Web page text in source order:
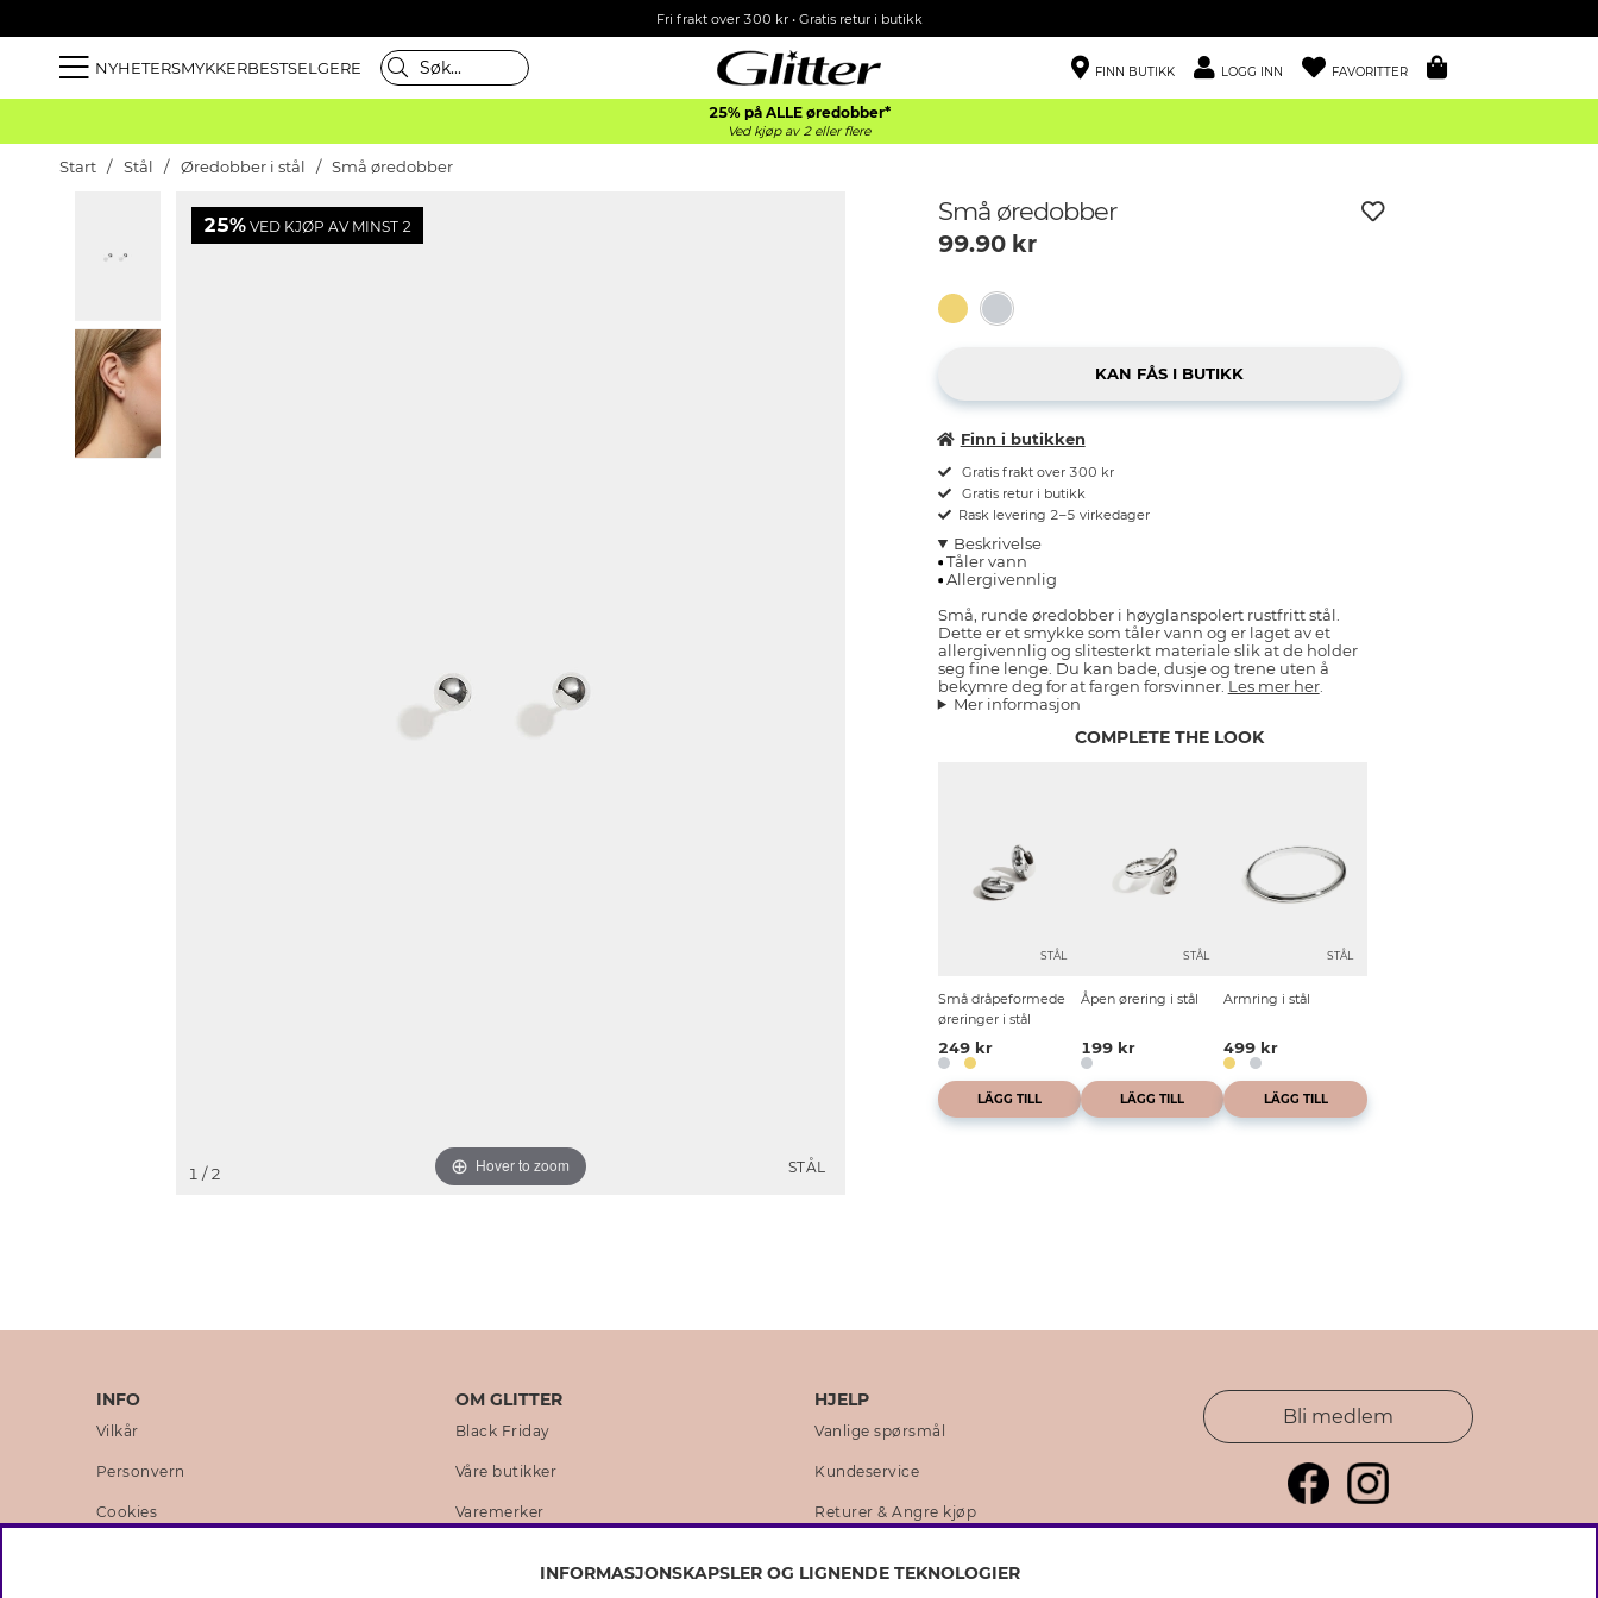
Fri frakt over 300 kr • Gratis retur i butikk
NYHETERSMYKKERBESTSELGERE FINN BUTIKK LOGG INN FAVORITTER
25% på ALLE øredobber*
Ved kjøp av 2 eller flere
Start Stål Øredobber i stål Små øredobber
25% VED KJØP AV MINST 2
STÅL
Hover to zoom
1 / 2
Små øredobber
99.90kr
Finn i butikken
Gratis frakt over 300 kr
Gratis retur i butikk
Rask levering 2–5 virkedager
Beskrivelse
Tåler vann
Allergivennlig
Små, runde øredobber i høyglanspolert rustfritt stål.
Dette er et smykke som tåler vann og er laget av et
allergivennlig og slitesterkt materiale slik at de holder
seg fine lenge. Du kan bade, dusje og trene uten å
bekymre deg for at fargen forsvinner. Les mer her.
Mer informasjon
COMPLETE THE LOOK
STÅL
Små dråpeformede
øreringer i stål
249 kr
LÄGG TILL
STÅL
Åpen ørering i stål
199 kr
LÄGG TILL
STÅL
Armring i stål
499 kr
LÄGG TILL
INFO
Vilkår
Personvern
Cookies
OM GLITTER
Black Friday
Våre butikker
Varemerker
HJELP
Vanlige spørsmål
Kundeservice
Returer & Angre kjøp
Bli medlem
INFORMASJONSKAPSLER OG LIGNENDE TEKNOLOGIER